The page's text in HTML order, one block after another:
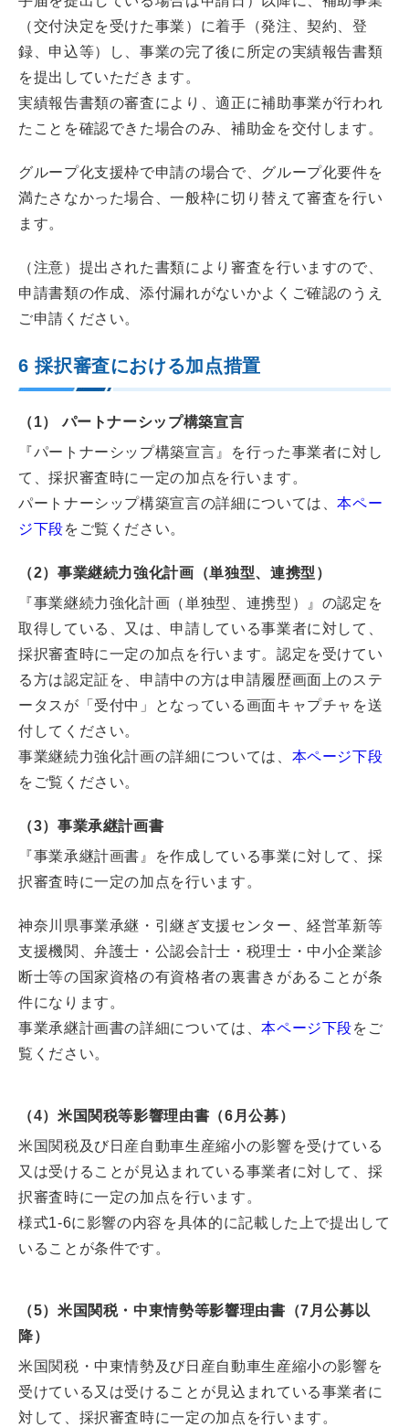
（交付決定を受けた事業）に着手（発注、契約、登
録、申込等）し、事業の完了後に所定の実績報告書類
を提出していただきます。
実績報告書類の審査により、適正に補助事業が行われ
たことを確認できた場合のみ、補助金を交付します。
グループ化支援枠で申請の場合で、グループ化要件を
満たさなかった場合、一般枠に切り替えて審査を行い
ます。
（注意）提出された書類により審査を行いますので、
申請書類の作成、添付漏れがないかよくご確認のうえ
ご申請ください。
6 採択審査における加点措置
（1） パートナーシップ構築宣言
『パートナーシップ構築宣言』を行った事業者に対し
て、採択審査時に一定の加点を行います。
パートナーシップ構築宣言の詳細については、本ペー
ジ下段をご覧ください。
（2）事業継続力強化計画 （単独型、連携型）
『事業継続力強化計画（単独型、連携型）』の認定を
取得している、又は、申請している事業者に対して、
採択審査時に一定の加点を行います。認定を受けてい
る方は認定証を、申請中の方は申請履歴画面上のステ
ータスが「受付中」となっている画面キャプチャを送
付してください。
事業継続力強化計画の詳細については、 本ページ下段
をご覧ください。
（3）事業承継計画書
『事業承継計画書』を作成している事業に対して、採
択審査時に一定の加点を行います。
神奈川県事業承継・引継ぎ支援センター、経営革新等
支援機関、弁護士・公認会計士・税理士・中小企業診
断士等の国家資格の有資格者の裏書きがあることが条
件になります。
事業承継計画書の詳細については、本ページ下段をご
覧ください。
（4）米国関税等影響理由書（6月公募）
米国関税及び日産自動車生産縮小の影響を受けている
又は受けることが見込まれている事業者に対して、採
択審査時に一定の加点を行います。
様式1-6に影響の内容を具体的に記載した上で提出して
いることが条件です。
（5）米国関税・中東情勢等影響理由書（7月公募以
降）
米国関税・中東情勢及び日産自動車生産縮小の影響を
受けている又は受けることが見込まれている事業者に
対して、採択審査時に一定の加点を行います。